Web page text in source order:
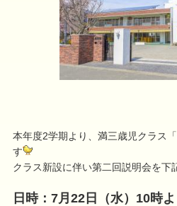
本年度2学期より、満三歳児クラス
す
クラス新設に伴い第二回説明会を下
日時：7月22日（水）10時よ